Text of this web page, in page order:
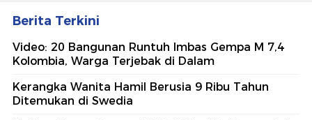
Berita Terkini
Video: 20 Bangunan Runtuh Imbas Gempa M 7,4
Kolombia, Warga Terjebak di Dalam
Kerangka Wanita Hamil Berusia 9 Ribu Tahun
Ditemukan di Swedia